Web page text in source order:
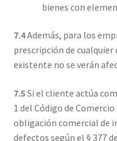
bienes con
7.4Además, para los
prescripción de cualquier
existente no se verán
7.5 Si el cliente actúa
1 del Código de
obligación comercial de
defectos según el § 377